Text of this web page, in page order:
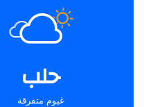
حلب
غيوم متفرقة